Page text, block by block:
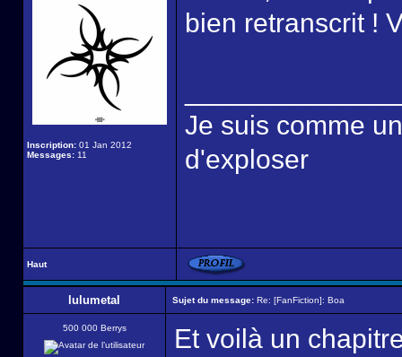
Inscription: 01 Jan 2012
Messages: 11
bien retranscrit !
Je suis comme
d'exploser
Haut
lulumetal Sujet du message: Re: [FanFiction]: Boa
500 000 Berrys
Et voilà un